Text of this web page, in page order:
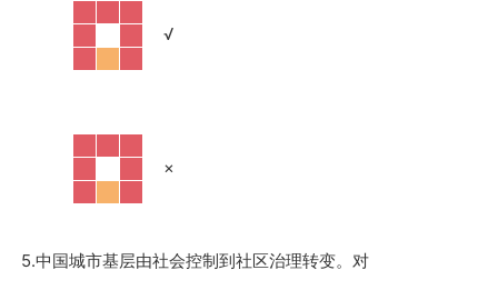
√
×
5.中国城市基层由社会控制到社区治理转变。对